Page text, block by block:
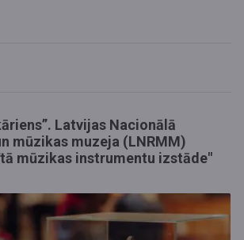
Latvijas Nacionālā
mūzikas muzeja (LNRMM)
mūzikas instrumentu izstāde"